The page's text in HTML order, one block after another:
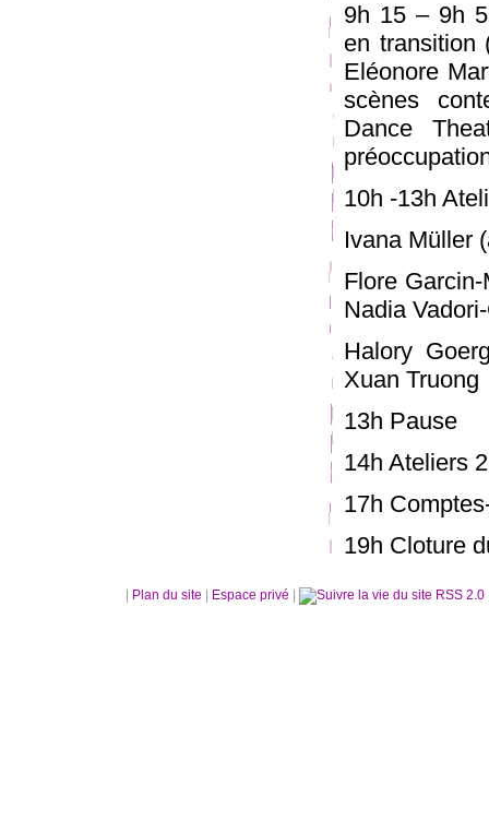
9h 15 – 9h
en transition
Eléonore
scènes
Dance
10h -13h
Ivana Müller
Flore
Nadia
Halory
Xuan Truong
13h Pause
14h Ateliers
17h
19h Cloture
Plan du site Espace privé RSS 2.0